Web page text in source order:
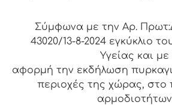
Σύμφωνα με την Αρ.
43020/13-8-2024 εγκύκλιο
Υγείας και με
αφορμή την εκδήλωση
περιοχές της χώρας, στο
αρμοδιοτήτων